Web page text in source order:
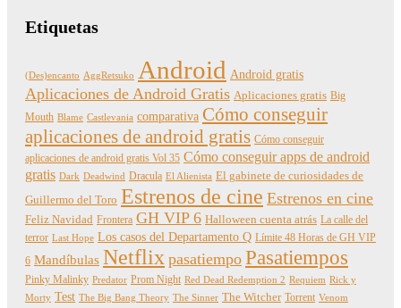
Etiquetas
(Des)encanto AggRetsuko Android Android gratis
Aplicaciones de Android Gratis Aplicaciones gratis Big
Mouth Blame Castlevania comparativa Cómo conseguir
aplicaciones de android gratis Cómo conseguir
aplicaciones de android gratis Vol 35 Cómo conseguir apps de android
gratis Dark Deadwind Dracula El Alienista El gabinete de curiosidades de
Guillermo del Toro Estrenos de cine Estrenos en cine
Feliz Navidad Frontera GH VIP 6 Halloween cuenta atrás La calle del
terror Last Hope Los casos del Departamento Q Límite 48 Horas de GH VIP
6 Mandíbulas Netflix pasatiempo Pasatiempos
Pinky Malinky Predator Prom Night Red Dead Redemption 2 Requiem Rick y
Morty Test The Big Bang Theory The Sinner The Witcher Torrent Venom